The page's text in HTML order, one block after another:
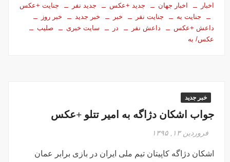
اخبار اخبار جهان جدید +عکس جدید نفر
جنایت +عکس
جنایت به
جنایت نفر خبر خبر جدید
خبر روز
داعش +عکس
داعش نفر در سایت خبری
صلیب
عکس/ به
خبر جدید
جواب اشکان دژاگه به امیر تتلو +عکس
فروردین ۱۳, ۱۳۹۵
اشکان دژاگه کاپیتان تیم ملی ایران در بازی برابر عمان